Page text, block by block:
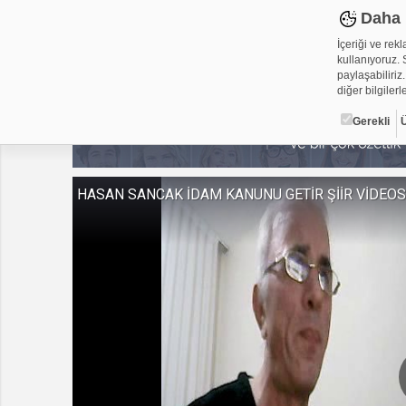
İçeriği ve
kullanıyoruz.
paylaşabiliriz.
diğer
Gerekli
Çerez
Çerezler,
metin
HASAN SANCAK İDAM KANUNU GETİR ŞİİR